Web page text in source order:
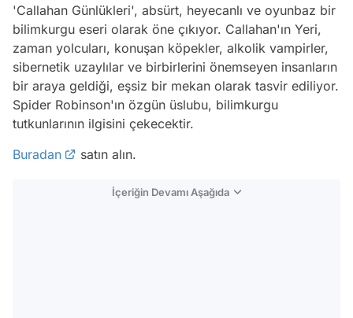
'Callahan Günlükleri', absürt, heyecanlı ve oyunbaz bir
bilimkurgu eseri olarak öne çıkıyor. Callahan'ın Yeri,
zaman yolcuları, konuşan köpekler, alkolik vampirler,
sibernetik uzaylılar ve birbirlerini önemseyen insanların
bir araya geldiği, eşsiz bir mekan olarak tasvir ediliyor.
Spider Robinson'ın özgün üslubu, bilimkurgu
tutkunlarının ilgisini çekecektir.
Buradan
satın alın.
İçeriğin Devamı Aşağıda